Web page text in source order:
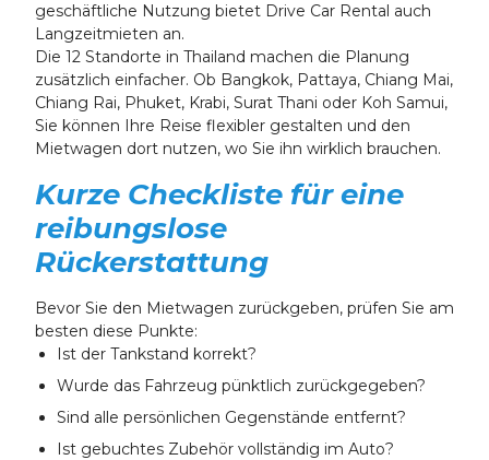
geschäftliche Nutzung bietet Drive Car Rental auch
Langzeitmieten an.
Die 12 Standorte in Thailand machen die Planung
zusätzlich einfacher. Ob Bangkok, Pattaya, Chiang Mai,
Chiang Rai, Phuket, Krabi, Surat Thani oder Koh Samui,
Sie können Ihre Reise flexibler gestalten und den
Mietwagen dort nutzen, wo Sie ihn wirklich brauchen.
Kurze Checkliste für eine
reibungslose
Rückerstattung
Bevor Sie den Mietwagen zurückgeben, prüfen Sie am
besten diese Punkte:
Ist der Tankstand korrekt?
Wurde das Fahrzeug pünktlich zurückgegeben?
Sind alle persönlichen Gegenstände entfernt?
Ist gebuchtes Zubehör vollständig im Auto?